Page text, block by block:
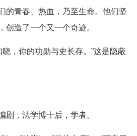
的青春、热血，乃至生命。他们坚
创造了一个又一个奇迹。
，你的功勋与史长存。”这是隐蔽
剧，法学博士后，学者。